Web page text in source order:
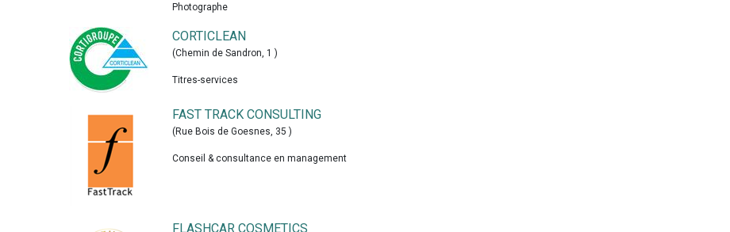
Photographe
CORTICLEAN
(Chemin de Sandron, 1 )
Titres-services
FAST TRACK CONSULTING
(Rue Bois de Goesnes, 35 )
Conseil & consultance en management
FLASHCAR COSMETICS